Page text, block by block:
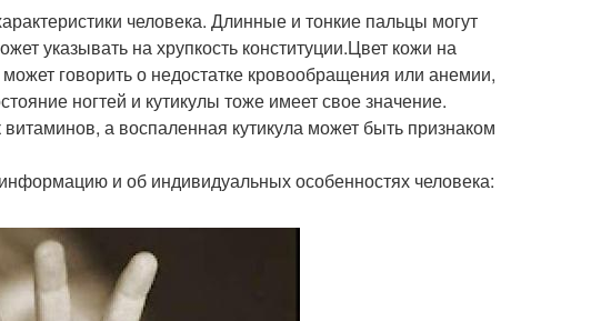
человека. Длинные и тонкие пальцы могут
указывать на хрупкость конституции.Цвет кожи на
говорить о недостатке кровообращения или анемии,
ногтей и кутикулы тоже имеет свое значение.
а воспаленная кутикула может быть признаком
и об индивидуальных особенностях человека: